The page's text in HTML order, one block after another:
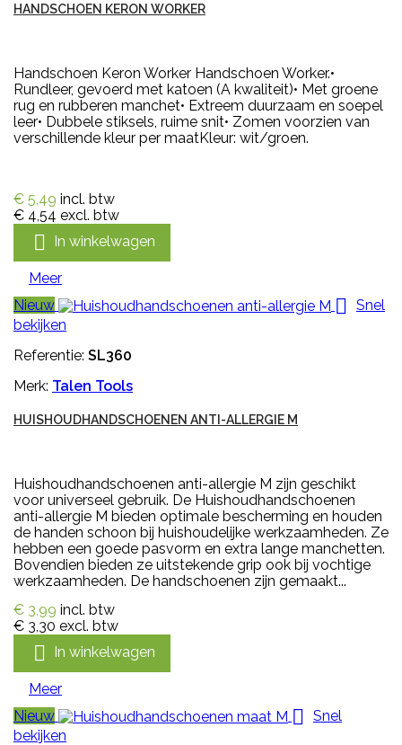
HANDSCHOEN KERON WORKER
Handschoen Keron Worker Handschoen Worker.•
Rundleer, gevoerd met katoen (A kwaliteit)• Met groene
rug en rubberen manchet• Extreem duurzaam en soepel
leer• Dubbele stiksels, ruime snit• Zomen voorzien van
verschillende kleur per maatKleur: wit/groen.
€ 5,49 incl. btw
€ 4,54 excl. btw
 In winkelwagen
Meer
Nieuw
 Snel
bekijken
Referentie: SL360
Merk: Talen Tools
HUISHOUDHANDSCHOENEN ANTI-ALLERGIE M
Huishoudhandschoenen anti-allergie M zijn geschikt
voor universeel gebruik. De Huishoudhandschoenen
anti-allergie M bieden optimale bescherming en houden
de handen schoon bij huishoudelijke werkzaamheden. Ze
hebben een goede pasvorm en extra lange manchetten.
Bovendien bieden ze uitstekende grip ook bij vochtige
werkzaamheden. De handschoenen zijn gemaakt...
€ 3,99 incl. btw
€ 3,30 excl. btw
 In winkelwagen
Meer
Nieuw
 Snel
bekijken